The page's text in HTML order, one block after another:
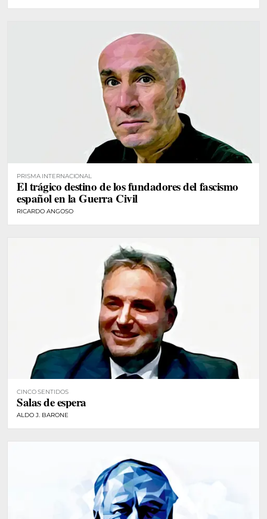
PRISMA INTERNACIONAL
El trágico destino de los fundadores del fascismo
español en la Guerra Civil
RICARDO ANGOSO
CINCO SENTIDOS
Salas de espera
ALDO J. BARONE